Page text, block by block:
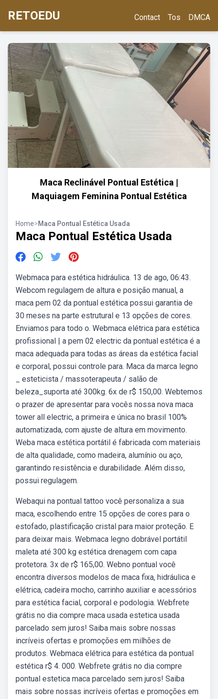
RETOEDU Contact Tos DMCA
Maca Reclinável Pontual Estética |
Maquiagem Feminina Pontual Estética
Home>Maca Pontual Estética Usada
Maca Pontual Estética Usada
Webmaca para estética hidráulica. 13 de ago, 06:43.
Webcom regulagem de altura e posição manual, a
maca pem 02 da pontual estética possui garantia de
30 meses na parte estrutural e 13 opções de cores.
Enviamos para todo o. Webmaca elétrica para estética
profissional | a pem 02 electric da pontual estética é a
maca adequada para todas as áreas da estética facial
e corporal, possui controle para. Maca da marca legno
_ esteticista / massoterapeuta / salão de
beleza_suporta até 300kg. 6x de r$ 150,00. Webtemos
o prazer de apresentar para vocês nossa nova maca
tower all electric, a primeira e única no brasil 100%
automatizada, com ajuste de altura em movimento.
Weba maca estética portátil é fabricada com materiais
de alta qualidade, como madeira, alumínio ou aço,
garantindo resistência e durabilidade. Além disso,
possui regulagem.
Webaqui na pontual tattoo você personaliza a sua
maca, escolhendo entre 15 opções de cores para o
estofado, plastificação cristal para maior proteção. E
para deixar mais. Webmaca legno dobrável portátil
maleta até 300 kg estética drenagem com capa
protetora. 3x de r$ 165,00. Webno pontual você
encontra diversos modelos de maca fixa, hidráulica e
elétrica, cadeira mocho, carrinho auxiliar e acessórios
para estética facial, corporal e podologia. Webfrete
grátis no dia compre maca usada estetica usada
parcelado sem juros! Saiba mais sobre nossas
incríveis ofertas e promoções em milhões de
produtos. Webmaca elétrica para estética da pontual
estética r$ 4. 000. Webfrete grátis no dia compre
pontual estetica maca parcelado sem juros! Saiba
mais sobre nossas incríveis ofertas e promoções em